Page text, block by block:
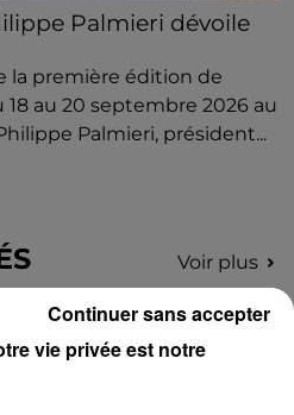
Palmieri dévoile
la première édition de
18 au 20 septembre 2026 au
Palmieri, président...
Voir plus
23h43
23h43
vie privée est notre
Continuer sans accepter